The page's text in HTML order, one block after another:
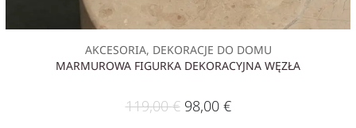
AKCESORIA, DEKORACJE DO DOMU
MARMUROWA FIGURKA DEKORACYJNA WĘZŁA
119,00€ 98,00 €